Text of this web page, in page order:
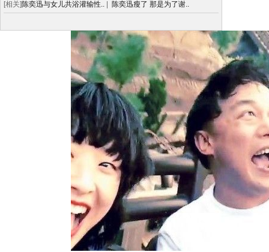
[相关]陈奕迅与女儿共浴灌输性.. 陈奕迅瘦了 那是为了谢..